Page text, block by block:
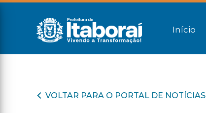
Início
VOLTAR PARA O PORTAL DE NOTÍCIAS